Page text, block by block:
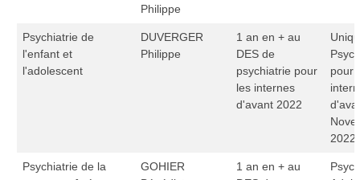
Philippe
Psychiatrie de
l'enfant et
l'adolescent
DUVERGER
Philippe
1 an en + au
DES de
psychiatrie pour
les internes
d'avant 2022
pour
2022
Psychiatrie de la
GOHIER
1 an en + au